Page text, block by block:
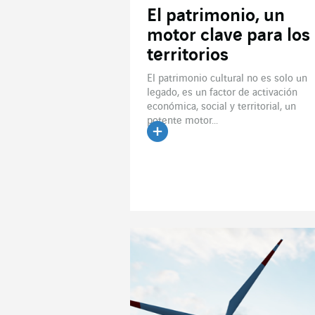
El patrimonio, un
motor clave para los
territorios
El patrimonio cultural no es solo un
legado, es un factor de activación
económica, social y territorial, un
potente motor...